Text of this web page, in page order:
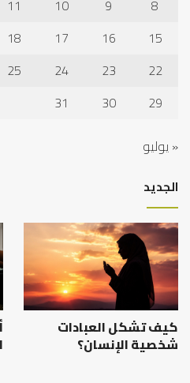
8
9
10
11
15
16
17
18
22
23
24
25
29
30
31
« يوليو
الجديد
كيف تشكل العبادات
شخصية الإنسان؟